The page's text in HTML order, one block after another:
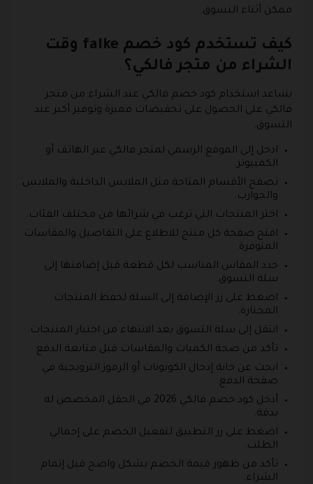
ممكن أثناء التسوق.
كيف تستخدم كود خصم falke وقت
الشراء من متجر فالكي؟
يساعد استخدام كود خصم فالكي عند الشراء من متجر
فالكي على الحصول على تخفيضات مميزة وتوفير أكبر عند
التسوق.
ادخل إلى الموقع الرسمي لمتجر فالكي عبر الهاتف أو
الكمبيوتر.
تصفح الأقسام المتاحة مثل الملابس الداخلية والملابس
والجوارب.
اختر المنتجات التي ترغب في شرائها من مختلف الفئات.
افتح صفحة كل منتج للاطلاع على التفاصيل والمقاسات
المتوفرة.
حدد المقاس المناسب لكل قطعة قبل إضافتها إلى
سلة التسوق.
اضغط على زر الإضافة إلى السلة لحفظ المنتجات
المختارة.
انتقل إلى سلة التسوق بعد الانتهاء من اختيار المنتجات.
تأكد من صحة الكميات والمقاسات قبل متابعة الدفع.
ابحث عن خانة إدخال الكوبونات أو الرموز الترويجية في
صفحة الدفع.
أدخل كود خصم فالكي 2026 في الحقل المخصص له
بدقة.
اضغط على زر التطبيق لتفعيل الخصم على إجمالي
الطلب.
تأكد من ظهور قيمة الخصم بشكل واضح قبل إتمام
الشراء.